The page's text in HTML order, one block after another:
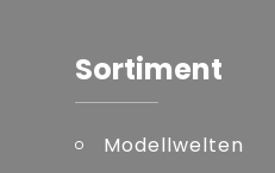
Sortiment
Modellwelten